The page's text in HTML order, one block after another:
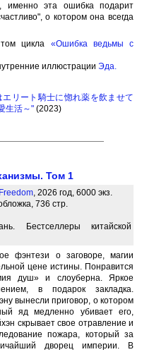
именно эта ошибка подарит
о котором она всегда
цикла «Ошибка ведьмы с
иллюстрации Эда.
エリート騎士に惚れ薬を飲ませて
生活～" (2023)
Том 1
Freedom, 2026 год, 6000 экз.
736 стр.
Бестселлеры китайской
фэнтези о заговоре, магии
цене истины. Понравится
душ» и слоуберна. Яркое
в подарок закладка.
вынесли приговор, о котором
яд медленно убивает его,
скрывает свое отравление и
пожара, который за
дворец империи. В